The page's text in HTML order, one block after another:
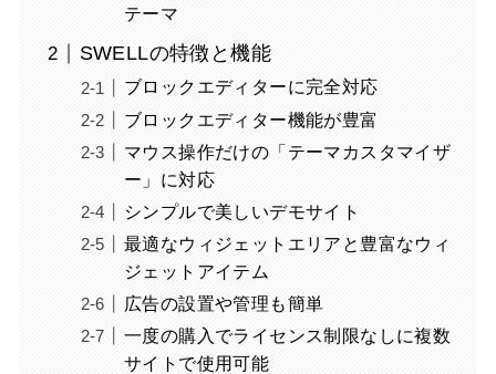
テーマ
SWELLの特徴と機能
ブロックエディターに完全対応
ブロックエディター機能が豊富
マウス操作だけの「テーマカスタマイザ
ー」に対応
シンプルで美しいデモサイト
最適なウィジェットエリアと豊富なウィ
ジェットアイテム
広告の設置や管理も簡単
一度の購入でライセンス制限なしに複数
サイトで使用可能